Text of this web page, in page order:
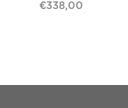
€338,00